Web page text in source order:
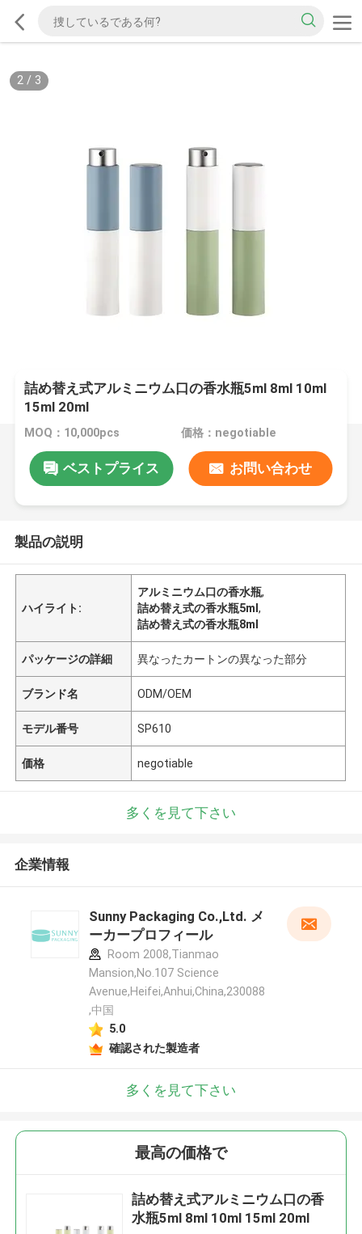
2/ 3
詰め替え式アルミニウム口の香水瓶5ml 8ml 10ml
15ml 20ml
MOQ：10,000pcs 価格：negotiable
ベストプライス お問い合わせ
製品の説明
ハイライト:
アルミニウム口の香水瓶,
詰め替え式の香水瓶5ml,
詰め替え式の香水瓶8ml
パッケージの詳細 異なったカートンの異なった部分
ブランド名 ODM/OEM
モデル番号 SP610
価格 negotiable
多くを見て下さい
企業情報
Sunny Packaging Co.,Ltd. メ
ーカープロフィール
Room 2008,Tianmao
Mansion,No.107 Science
Avenue,Heifei,Anhui,China,230088
,中国
5.0
確認された製造者
多くを見て下さい
最高の価格で
詰め替え式アルミニウム口の香
水瓶5ml 8ml 10ml 15ml 20ml